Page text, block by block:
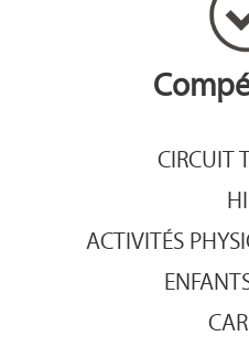
CIRCUIT
ACTIVITÉS